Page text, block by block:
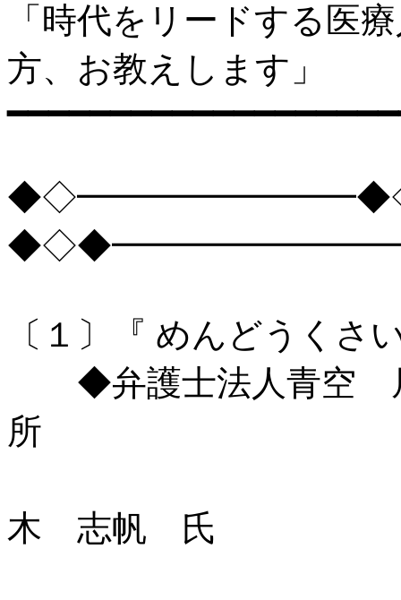
「時代をリードする医
方、お教えします」
◆◇━━━━━━━━◆◇◆
〔１〕『 めんどうくさ
◆弁護士法人青空 尼
所
木 志帆 氏